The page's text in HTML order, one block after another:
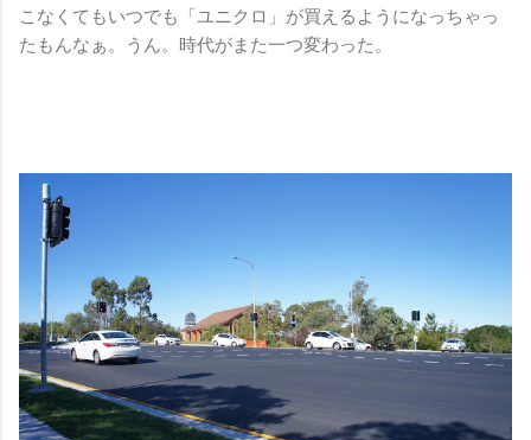
こなくてもいつでも「ユニクロ」が買えるようになっちゃっ
たもんなぁ。うん。時代がまた一つ変わった。